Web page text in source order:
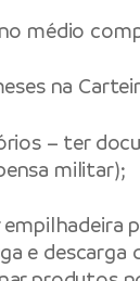
médio
na
– ter
militar);
e descarga